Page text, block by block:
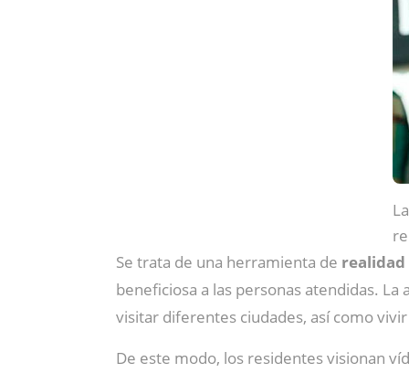
Se trata de una herramienta de
beneficiosa a las personas atendidas.
visitar diferentes ciudades, así como
De este modo, los residentes visionan